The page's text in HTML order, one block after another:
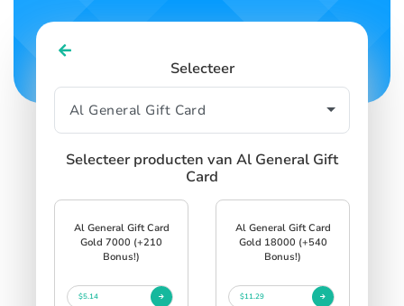
SIGN INSIGN UP
Selecteer
Selecteer producten van Al General Gift
Card
Al General Gift Card
Gold 7000 (+210
Bonus!)
$5.14
Al General Gift Card
Gold 18000 (+540
Bonus!)
$11.29